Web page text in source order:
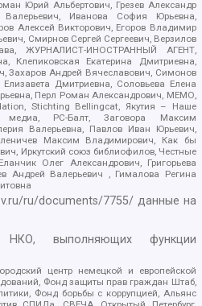
Юрий Альбертович, Грезев Александр
Иванова София Юрьевна,
Алексей Викторович, Егоров Владимир
Смирнов Сергей Сергеевич, Верзилов
ЖУРНАЛИСТ-ИНОСТРАННЫЙ АГЕНТ,
Клепиковская Екатерина Дмитриевна,
Захаров Андрей Вячеславович, Симонов
Дмитриевна, Соловьева Елена
Перл Роман Александрович, МЕМО,
Stichting Bellingcat, Якутия – Наше
РС-Балт, Заговора Максим
Валерьевна, Павлов Иван Юрьевич,
Максим Владимирович, Как бы
Иркутский союз библиофилов, Честные
Олег Александрович, Григорьева
Андрей Валерьевич , Гималова Регина
ru/documents/7755/ данные на
выполняющих функции
центр немецкой и европейской
Фонд защиты прав граждан Штаб,
Фонд борьбы с коррупцией, Альянс